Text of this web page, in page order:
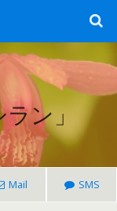
ラン」
Mail SMS